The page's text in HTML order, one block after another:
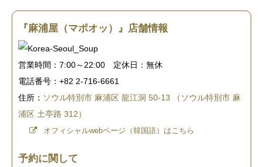
『麻浦屋（マポオッ）』店舗情報
営業時間：7:00～22:00 定休日：無休
電話番号：+82 2-716-6661
住所： ソウル特別市 麻浦区 龍江洞 50-13 （ソウル特別市 麻
浦区 土亭路 312）
オフィシャルwebページ（韓国語）はこちら
予約に関して